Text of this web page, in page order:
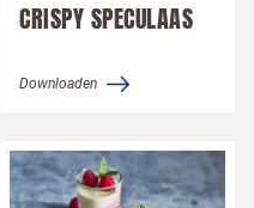
CRISPY SPECULAAS
Downloaden